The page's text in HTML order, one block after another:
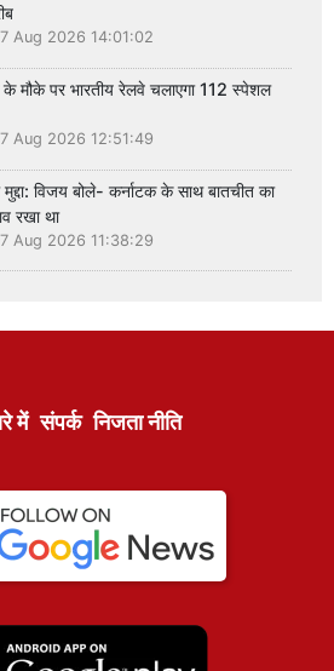
Aug 2026 14:01:02
मौके पर भारतीय रेलवे चलाएगा 112 स्पेशल
Aug 2026 12:51:49
मुद्दा: विजय बोले- कर्नाटक के साथ बातचीत का
रखा था
Aug 2026 11:38:29
में संपर्क निजता नीति